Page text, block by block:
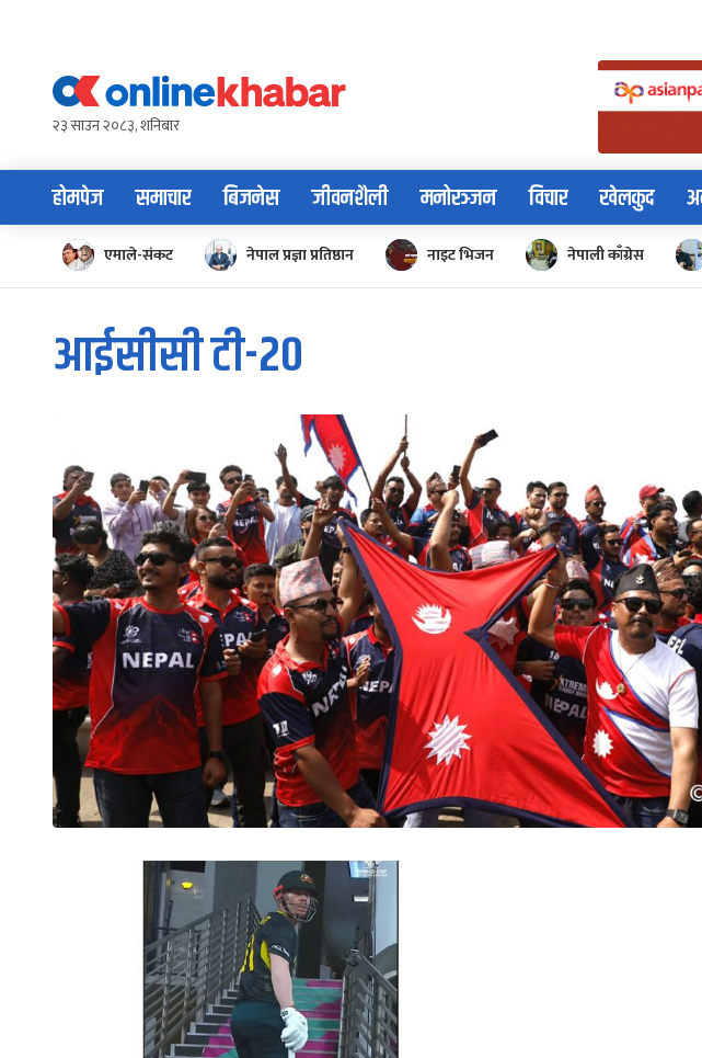
content२३ साउन २०८३, शनिबार
होमपेज समाचार बिजनेस जीवनशैली मनोरञ्जन विचार खेलकुद
एमाले-संकट नेपाल प्रज्ञा प्रतिष्ठान नाइट भिजन नेपाली काँग्रेस
आईसीसी टी-२०